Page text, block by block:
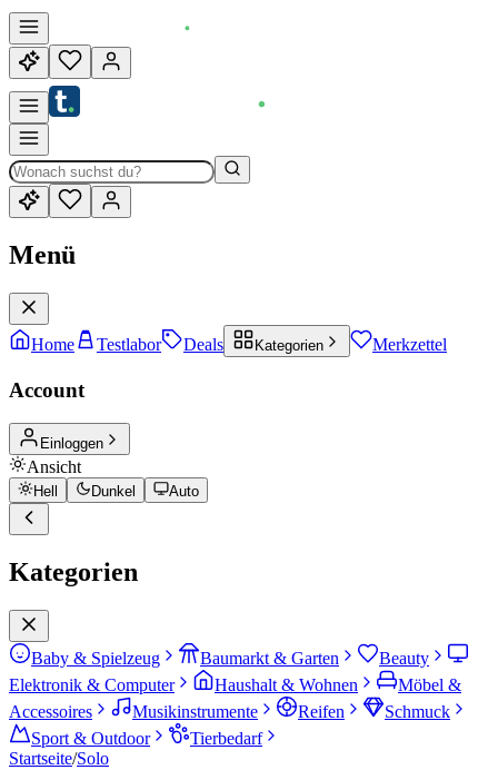
Menü
Home Testlabor Deals Kategorien Merkzettel
Account
Einloggen
Ansicht
Hell Dunkel Auto
Kategorien
Baby & Spielzeug Baumarkt & Garten
Beauty
Elektronik & Computer
Haushalt & Wohnen
Möbel &
Accessoires
Musikinstrumente Reifen
Schmuck
Sport & Outdoor
Tierbedarf
Startseite/Solo